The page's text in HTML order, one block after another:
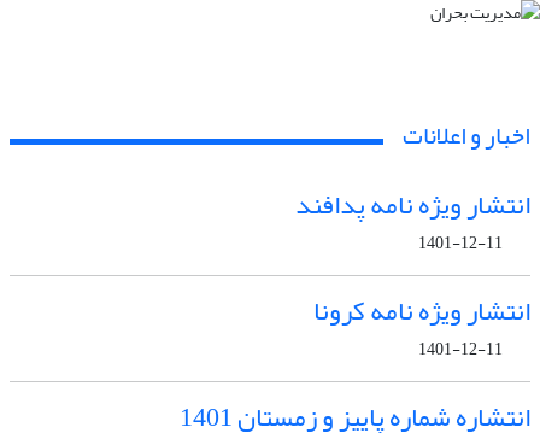
اخبار و اعلانات
انتشار ویژه نامه پدافند
1401-12-11
انتشار ویژه نامه کرونا
1401-12-11
انتشاره شماره پاییز و زمستان 1401